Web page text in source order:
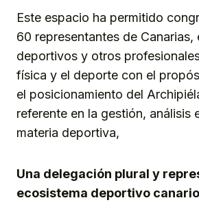
Este espacio ha permitido
60 representantes de Canarias,
deportivos y otros
física y el deporte con el
el posicionamiento del
referente en la gestión, análisis
materia deportiva,
Una delegación plural y
ecosistema deportivo canario